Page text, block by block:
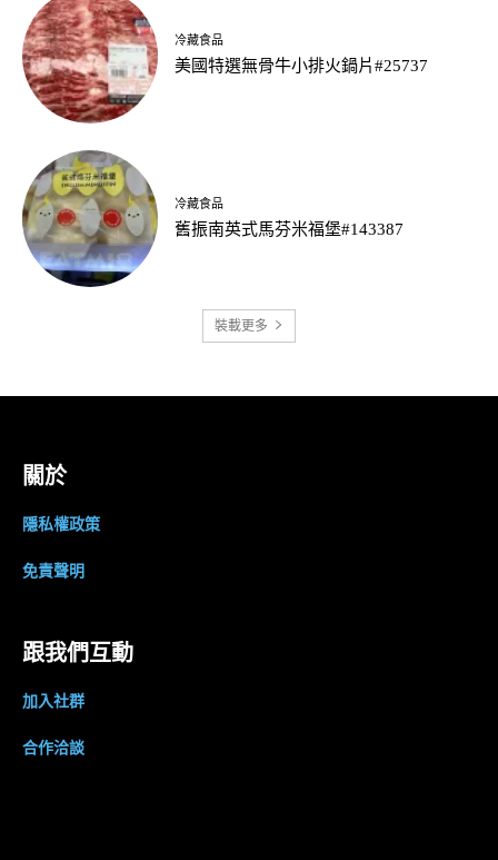
冷藏食品
美國特選無骨牛小排火鍋片#25737
冷藏食品
舊振南英式馬芬米福堡#143387
裝載更多
關於
隱私權政策
免責聲明
跟我們互動
加入社群
合作洽談